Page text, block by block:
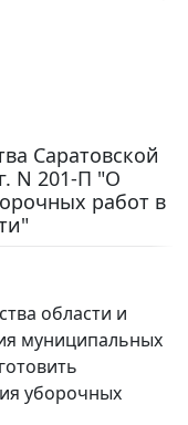
Саратовской
N 201-П "О
работ в
области и
муниципальных
уборочных